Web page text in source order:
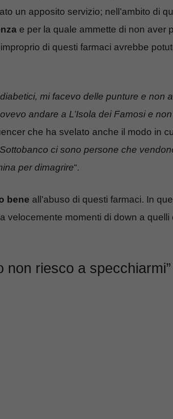
un apposito servizio; nell’ambito di
e per la quale ammette di non aver
di questi farmaci avrebbe
mi facevo delle punture e non
andare a L’Isola dei Famosi e
che ha svelato anche il modo in
Sottobanco ci sono persone che
per dimagrire“.
bene all’abuso di questi farmaci. In
velocemente momenti di down a quelli
non riesco a specchiarmi”